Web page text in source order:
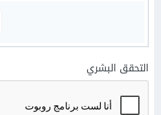
التحقق البشري